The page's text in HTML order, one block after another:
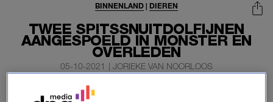
TWEE SPITSSNUITDOLFIJNEN
AANGESPOELD IN MONSTER EN
OVERLEDEN
BINNENLAND | DIEREN
05-10-2021 | JORIEKE VAN NOORLOOS
Twee spitssnuitdolfijnen zijn dinsdag aangespoeld ter